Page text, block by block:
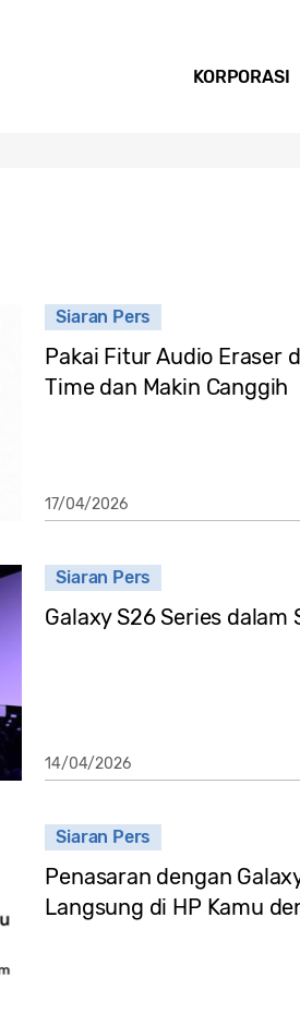
KORPORASI
Siaran Pers
Pakai Fitur Audio Eraser
Time dan Makin Canggih
17/04/2026
Siaran Pers
Galaxy S26 Series
14/04/2026
Siaran Pers
Penasaran dengan
Langsung di HP Kamu